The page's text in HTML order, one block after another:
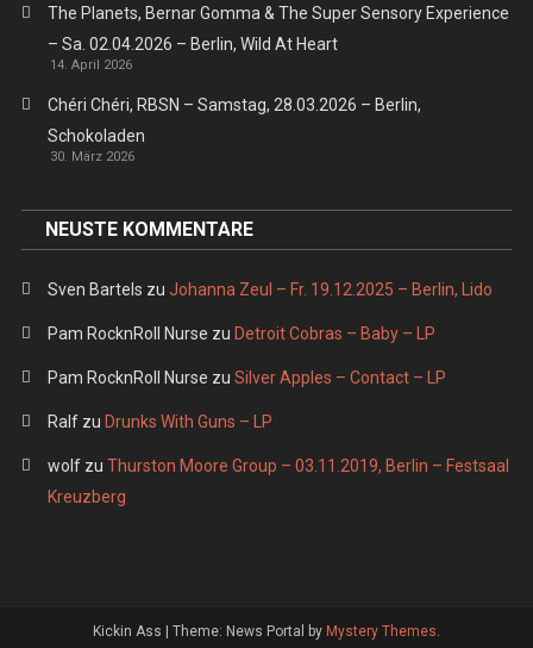
The Planets, Bernar Gomma & The Super Sensory Experience
– Sa. 02.04.2026 – Berlin, Wild At Heart
14. April 2026
Chéri Chéri, RBSN – Samstag, 28.03.2026 – Berlin,
Schokoladen
30. März 2026
NEUSTE KOMMENTARE
Sven Bartels zu Johanna Zeul – Fr. 19.12.2025 – Berlin, Lido
Pam RocknRoll Nurse zu Detroit Cobras – Baby – LP
Pam RocknRoll Nurse zu Silver Apples – Contact – LP
Ralfzu Drunks With Guns – LP
wolfzu Thurston Moore Group – 03.11.2019, Berlin – Festsaal
Kreuzberg
Kickin Ass | Theme: News Portal by Mystery Themes